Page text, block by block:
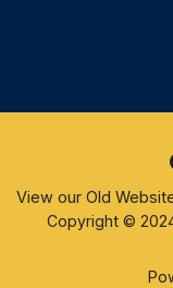
View our Old
Copyright ©